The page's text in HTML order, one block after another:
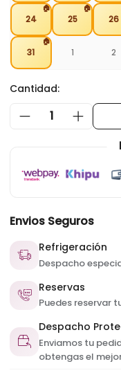
24
🏠
25
🏠
26
31
🏠
1 2
Cantidad:
1
Envios Seguros
Refrigeración
Despacho
Reservas
Puedes reservar
Despacho
Enviamos tu
obtengas el